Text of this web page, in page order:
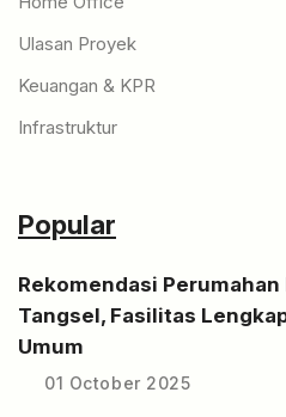
Ulasan Proyek
Keuangan & KPR
Infrastruktur
Popular
Rekomendasi
Tangsel, Fasilitas
Umum
01 October 2025